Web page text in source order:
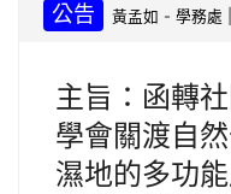
公告 黃孟如 -學務處
主旨：函轉
學會關渡自
濕地的多功